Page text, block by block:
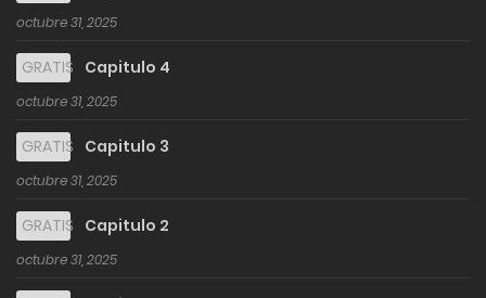
octubre 31, 2025
GRATIS Capitulo 4
octubre 31, 2025
GRATIS Capitulo 3
octubre 31, 2025
GRATIS Capitulo 2
octubre 31, 2025